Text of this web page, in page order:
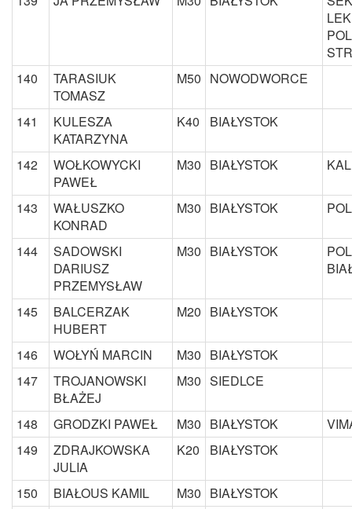
140
TARASIUK
TOMASZ
M50 NOWODWORCE
141
KULESZA
KATARZYNA
K40 BIAŁYSTOK
142
WOŁKOWYCKI
PAWEŁ
M30 BIAŁYSTOK
143
WAŁUSZKO
KONRAD
M30 BIAŁYSTOK
144
SADOWSKI
DARIUSZ
PRZEMYSŁAW
M30 BIAŁYSTOK
145
BALCERZAK
HUBERT
M20 BIAŁYSTOK
146 WOŁYŃ MARCIN M30 BIAŁYSTOK
147
TROJANOWSKI
BŁAŻEJ
M30 SIEDLCE
148 GRODZKI PAWEŁ M30 BIAŁYSTOK
149
ZDRAJKOWSKA
JULIA
K20 BIAŁYSTOK
150 BIAŁOUS KAMIL M30 BIAŁYSTOK